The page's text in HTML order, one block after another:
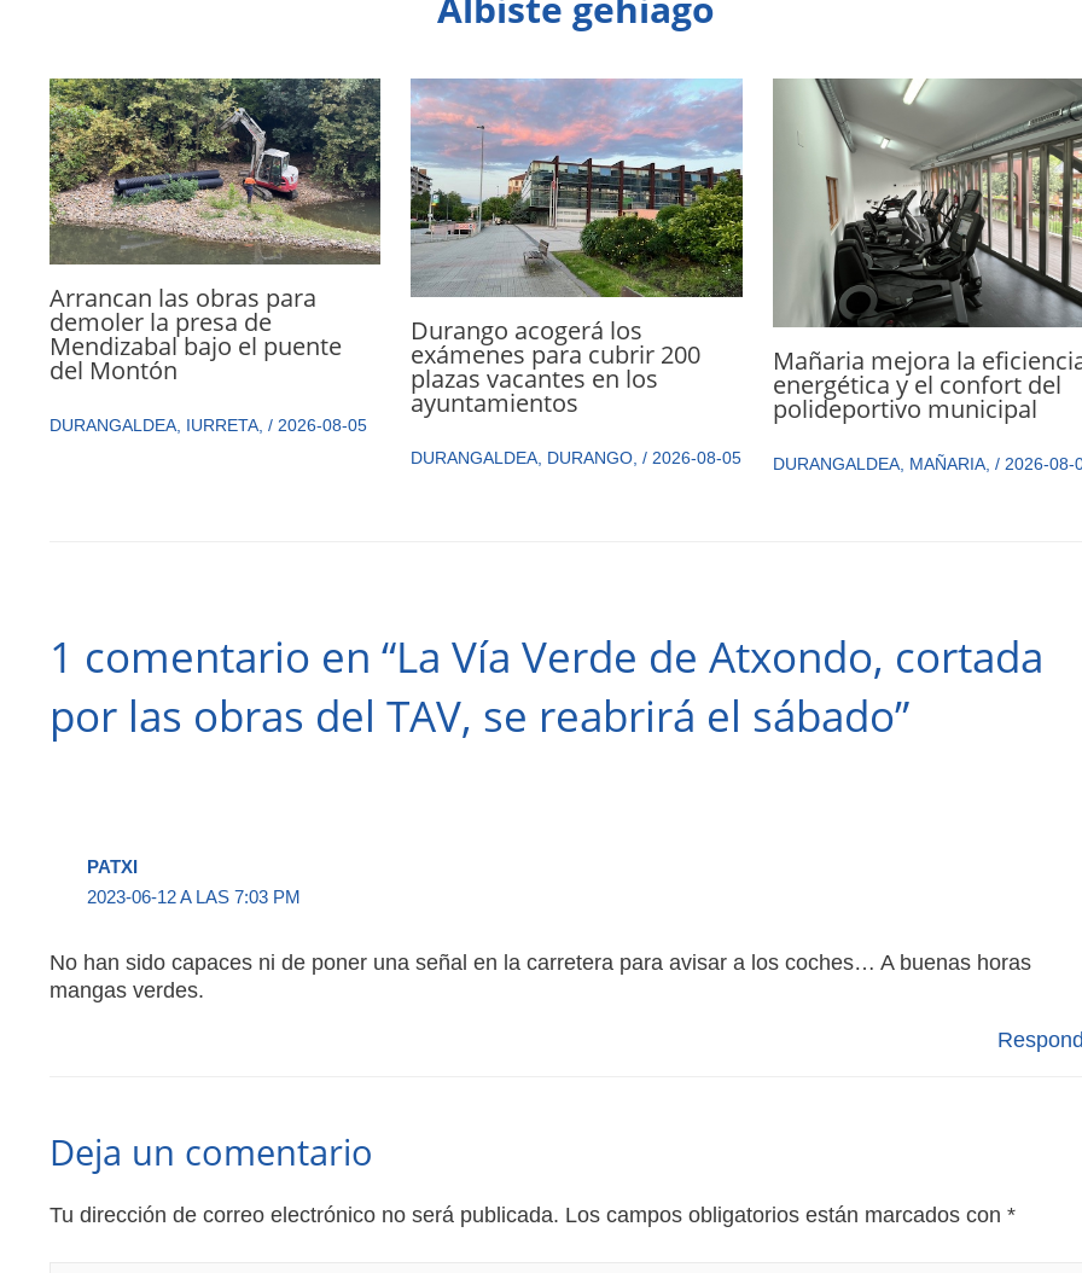
Arrancan las obras para
demoler la presa de
Mendizabal bajo el puente
del Montón
DURANGALDEA, IURRETA, / 2026-08-05
Durango acogerá los
exámenes para cubrir 200
plazas vacantes en los
ayuntamientos
DURANGALDEA DURANGO ,/ 2026-08-05
Mañaria mejora la
energética y el confort del
polideportivo municipal
DURANGALDEA, MAÑARIA, / 2026-08-
1 comentario en “La Vía Verde de Atxondo, cortada
por las obras del TAV, se reabrirá el sábado”
PATXI
2023-06-12 A LAS 7:03 PM
No han sido capaces ni de poner una señal en la carretera para avisar a los coches… A buenas horas
mangas verdes.
Deja un comentario
Tu dirección de correo electrónico no será publicada. Los campos obligatorios están marcados con *